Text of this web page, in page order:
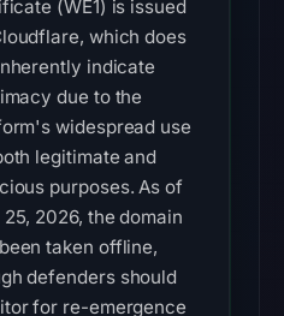
(WE1) is issued
which does
indicate
due to the
widespread use
legitimate and
purposes. As of
2026, the domain
taken offline,
defenders should
for re-emergence